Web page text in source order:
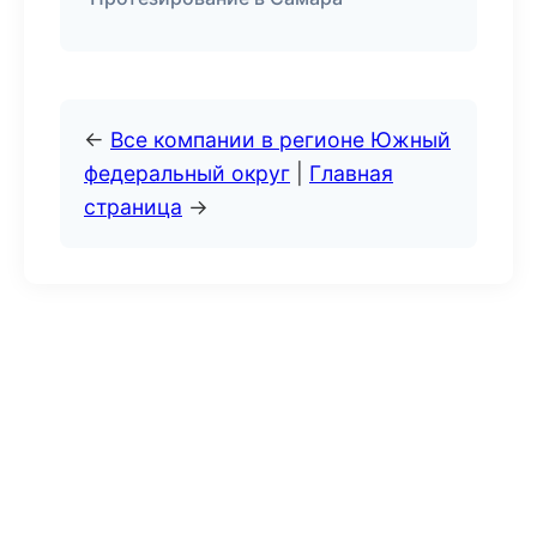
← Все компании в регионе Южный
федеральный округ
Главная
страница →